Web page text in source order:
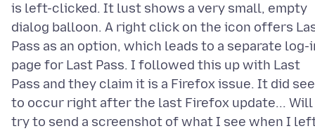
is left-clicked. It lust shows a very small, empty
dialog balloon. A right click on the icon offers
Pass as an option, which leads to a separate log-
page for Last Pass. I followed this up with Last
Pass and they claim it is a Firefox issue. It did
to occur right after the last Firefox update... Will
try to send a screenshot of what I see when I